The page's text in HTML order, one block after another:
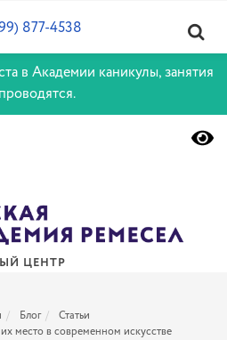
в Академии каникулы, занятия
ЦЕНТР
877-4538
Блог
Статьи
место в современном искусстве